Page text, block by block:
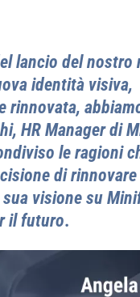
lancio del nostro
identità visiva,
rinnovata,
HR Manager di
le ragioni
di
visione su
il futuro.